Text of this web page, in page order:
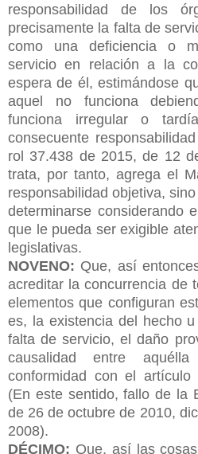
responsabilidad de los
precisamente la falta de
como una deficiencia o
servicio en relación a la
espera de él, estimándose
aquel no funciona
funciona irregular o
consecuente
rol 37.438 de 2015, de 12
trata, por tanto, agrega el
responsabilidad objetiva,
determinarse considerando
que le pueda ser exigible
legislativas.
NOVENO: Que, así
acreditar la concurrencia de
elementos que configuran
es, la existencia del hecho
falta de servicio, el daño
causalidad entre
conformidad con el
(En este sentido, fallo de la
de 26 de octubre de 2010,
2008).
DÉCIMO: Que, así las